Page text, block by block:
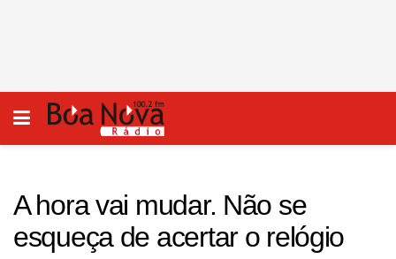
A hora vai mudar. Não se
esqueça de acertar o relógio